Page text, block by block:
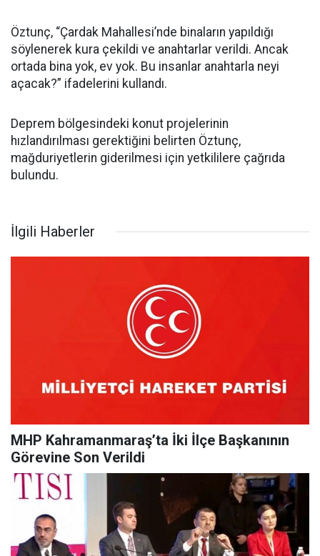
Öztunç, “Çardak Mahallesi’nde binaların yapıldığı
söylenerek kura çekildi ve anahtarlar verildi. Ancak
ortada bina yok, ev yok. Bu insanlar anahtarla neyi
açacak?” ifadelerini kullandı.
Deprem bölgesindeki konut projelerinin
hızlandırılması gerektiğini belirten Öztunç,
mağduriyetlerin giderilmesi için yetkililere çağrıda
bulundu.
İlgili Haberler
MHP Kahramanmaraş’ta İki İlçe Başkanının
Görevine Son Verildi